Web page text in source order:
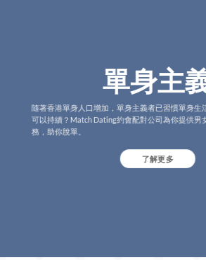
單身主
隨著香港單身人口增加，單身主義者已習慣單身生
可以持續？Match Dating約會配對公司為你提供男
務，助你脫單。
了解更多